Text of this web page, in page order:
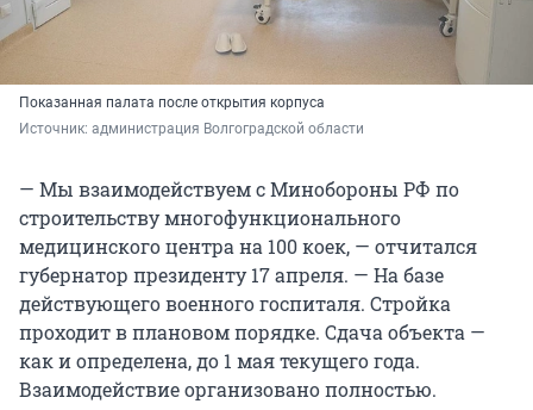
Показанная палата после открытия корпуса
Источник: администрация Волгоградской области
— Мы взаимодействуем с Минобороны РФ по
строительству многофункционального
медицинского центра на 100 коек, — отчитался
губернатор президенту 17 апреля. — На базе
действующего военного госпиталя. Стройка
проходит в плановом порядке. Сдача объекта —
как и определена, до 1 мая текущего года.
Взаимодействие организовано полностью.